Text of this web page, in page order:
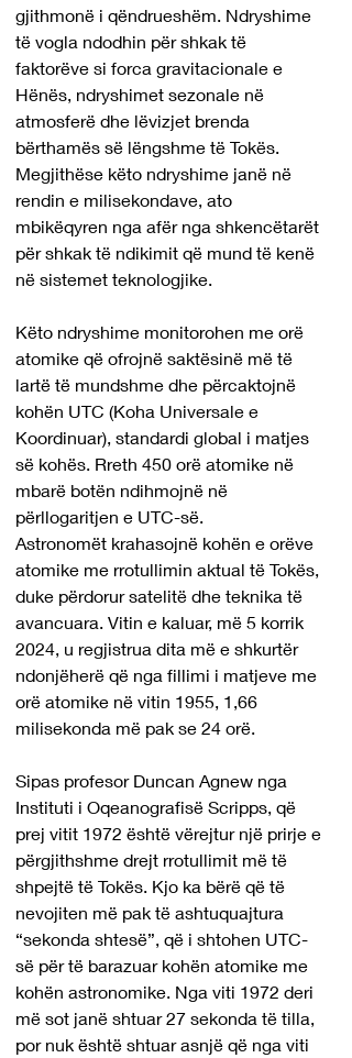
gjithmonë i qëndrueshëm. Ndryshime
të vogla ndodhin për shkak të
faktorëve si forca gravitacionale e
Hënës, ndryshimet sezonale në
atmosferë dhe lëvizjet brenda
bërthamës së lëngshme të Tokës.
Megjithëse këto ndryshime janë në
rendin e milisekondave, ato
mbikëqyren nga afër nga shkencëtarët
për shkak të ndikimit që mund të kenë
në sistemet teknologjike.
Këto ndryshime monitorohen me orë
atomike që ofrojnë saktësinë më të
lartë të mundshme dhe përcaktojnë
kohën UTC (Koha Universale e
Koordinuar), standardi global i matjes
së kohës. Rreth 450 orë atomike në
mbarë botën ndihmojnë në
përllogaritjen e UTC-së.
Astronomët krahasojnë kohën e orëve
atomike me rrotullimin aktual të Tokës,
duke përdorur satelitë dhe teknika të
avancuara. Vitin e kaluar, më 5 korrik
2024, u regjistrua dita më e shkurtër
ndonjëherë që nga fillimi i matjeve me
orë atomike në vitin 1955, 1,66
milisekonda më pak se 24 orë.
Sipas profesor Duncan Agnew nga
Instituti i Oqeanografisë Scripps, që
prej vitit 1972 është vërejtur një prirje e
përgjithshme drejt rrotullimit më të
shpejtë të Tokës. Kjo ka bërë që të
nevojiten më pak të ashtuquajtura
“sekonda shtesë”, që i shtohen UTC-
së për të barazuar kohën atomike me
kohën astronomike. Nga viti 1972 deri
më sot janë shtuar 27 sekonda të tilla,
por nuk është shtuar asnjë që nga viti